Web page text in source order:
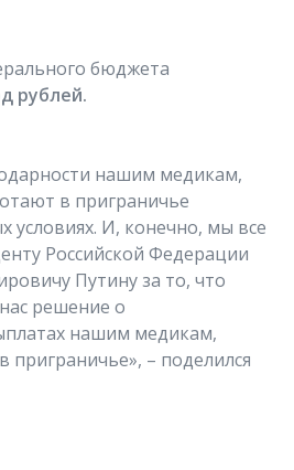
бюджета
рублей.
нашим медикам,
в приграничье
условиях. И, конечно, мы все
Российской Федерации
Путину за то, что
решение о
нашим медикам,
– поделился